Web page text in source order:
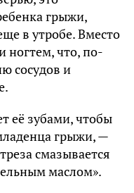
грыжи,
в утробе. Вместо
ногтем, что, по-
сосудов и
её зубами, чтобы
грыжи, —
смазывается
маслом».